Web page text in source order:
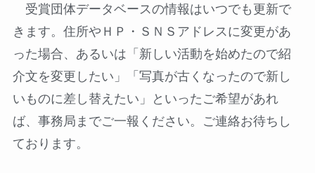
受賞団体データベースの情報はいつでも更新で
きます。住所やＨＰ・ＳＮＳアドレスに変更があ
った場合、あるいは「新しい活動を始めたので紹
介文を変更したい」「写真が古くなったので新し
いものに差し替えたい」といったご希望があれ
ば、事務局までご一報ください。ご連絡お待ちし
ております。